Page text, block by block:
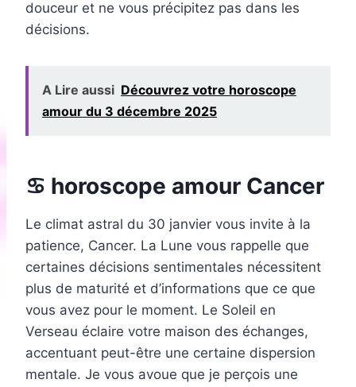
douceur et ne vous précipitez pas dans les
décisions.
A Lire aussi Découvrez votre horoscope
amour du 3 décembre 2025
♋ horoscope amour Cancer
Le climat astral du 30 janvier vous invite à la
patience, Cancer. La Lune vous rappelle que
certaines décisions sentimentales nécessitent
plus de maturité et d’informations que ce que
vous avez pour le moment. Le Soleil en
Verseau éclaire votre maison des échanges,
accentuant peut-être une certaine dispersion
mentale. Je vous avoue que je perçois une